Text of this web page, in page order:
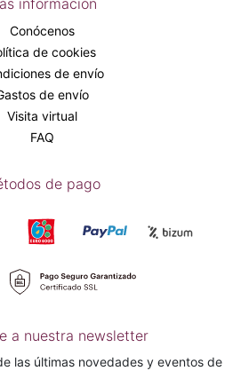
información
Conócenos
de cookies
de envío
de envío
Visita virtual
FAQ
de pago
a nuestra newsletter
las últimas novedades y eventos de